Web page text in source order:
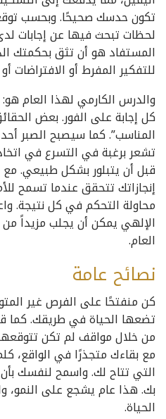
تكون حدسك صحيحًا. وبحسب
لحظات تبحث فيها عن إجابات
المستفاد هو أن تثق بحكمتك
للتفكير المفرط أو الافتراضات
والدرس الكارمي لهذا العام
كل إجابة على الفور. بعض
المناسب”. كما سيصبح الصبر
تشعر برغبة في التسرع في
قبل أن يتبلور بشكل طبيعي.
إنجازاتك تتحقق عندما تسمح
محاولة التحكم في كل نتيجة.
الإلهي يمكن أن يجلب مزيداً
العام.
نصائح عامة
كن منفتحًا على الفرص غير
تضعها الحياة في طريقك. كما
من خلال مواقف لم تكن
مع بقاءك متجذرًا في الواقع،
التي تتاح لك. واسمح لنفسك
بك. هذا عام يشجع على النمو،
الحياة.